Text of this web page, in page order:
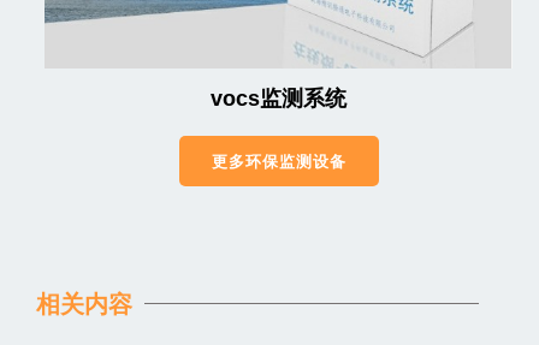
vocs监测系统
更多环保监测设备
相关内容